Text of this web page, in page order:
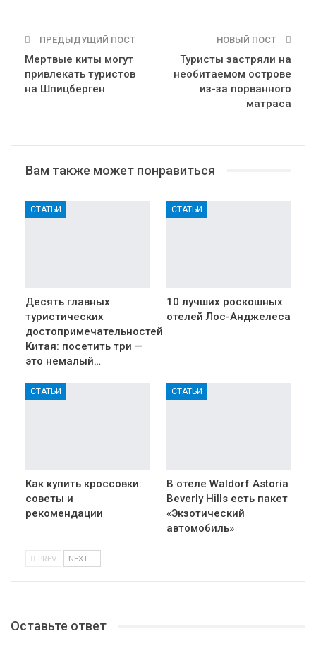
ПРЕДЫДУЩИЙ ПОСТ
Мертвые киты могут
привлекать туристов
на Шпицберген
НОВЫЙ ПОСТ
Туристы застряли на
необитаемом острове
из-за порванного
матраса
Вам также может понравиться
СТАТЬИ
Десять главных
туристических
достопримечательностей
Китая: посетить три —
это немалый…
СТАТЬИ
10 лучших роскошных
отелей Лос-Анджелеса
СТАТЬИ
Как купить кроссовки:
советы и
рекомендации
СТАТЬИ
В отеле Waldorf Astoria
Beverly Hills есть пакет
«Экзотический
автомобиль»
PREV NEXT
Оставьте ответ